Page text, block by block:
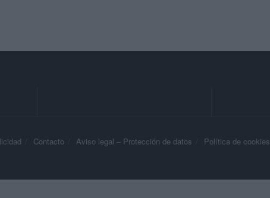
Contacto Aviso legal – Protección de datos Política de cookies